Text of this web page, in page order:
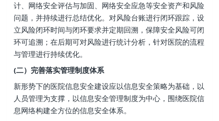
计、网络安全评估与加固、网络安全应急等安全资产和风险
问题，并持续进行总结优化。对风险台账进行闭环跟踪，设
立风险闭环时间与闭环要求并定期回溯，保障安全风险可闭
环可追溯；在后期可对风险进行统计分析，针对医院的流程
与管理进行持续优化。
(二）完善落实管理制度体系
新形势下的医院信息安全建设应以信息安全策略为基础，以
人员管理为支撑，以信息安全管理制度为中心，围绕医院信
息网络构建全方位的信息安全体系。